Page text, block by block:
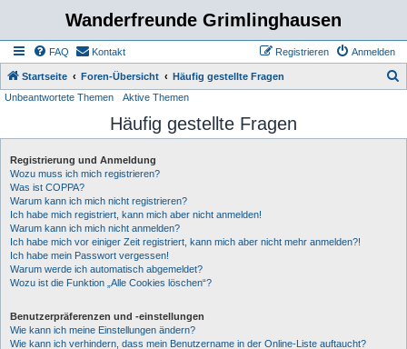
Wanderfreunde Grimlinghausen
FAQ Kontakt Anmelden
Registrieren
Startseite Foren-Übersicht Häufig gestellte Fragen
h
Unbeantwortete Themen Aktive Themen
Häufig gestellte Fragen
Registrierung und Anmeldung
Wozu muss ich mich registrieren?
Was ist COPPA?
Warum kann ich mich nicht registrieren?
Ich habe mich registriert, kann mich aber nicht anmelden!
Warum kann ich mich nicht anmelden?
Ich habe mich vor einiger Zeit registriert, kann mich aber nicht mehr anmelden?!
Ich habe mein Passwort vergessen!
Warum werde ich automatisch abgemeldet?
Wozu ist die Funktion „Alle Cookies löschen“?
Benutzerpräferenzen und -einstellungen
Wie kann ich meine Einstellungen ändern?
Wie kann ich verhindern, dass mein Benutzername in der Online-Liste auftaucht?